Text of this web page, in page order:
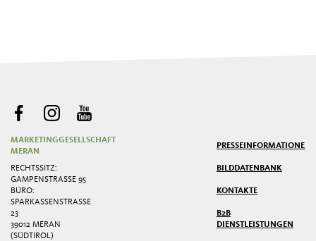
MARKETINGGESELLSCHAFT
MERAN
RECHTSSITZ:
GAMPENSTRASSE 95
BÜRO:
SPARKASSENSTRASSE 2
3
39012 MERAN
(SÜDTIROL)
PRESSEINFORMATIONEN
BILDDATENBANK
KONTAKTE
B2B
DIENSTLEISTUNGEN